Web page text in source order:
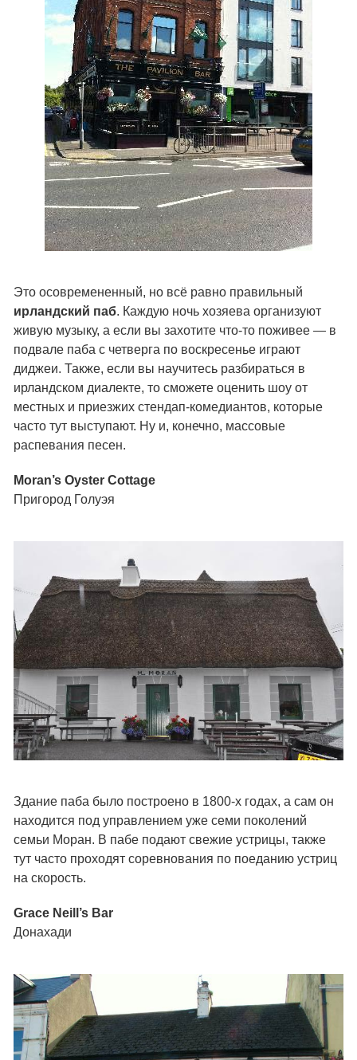
Это осовремененный, но всё равно правильный
ирландский паб. Каждую ночь хозяева организуют
живую музыку, а если вы захотите что-то поживее — в
подвале паба с четверга по воскресенье играют
диджеи. Также, если вы научитесь разбираться в
ирландском диалекте, то сможете оценить шоу от
местных и приезжих стендап-комедиантов, которые
часто тут выступают. Ну и, конечно, массовые
распевания песен.
Moran’s Oyster Cottage
Пригород Голуэя
Здание паба было построено в 1800-х годах, а сам он
находится под управлением уже семи поколений
семьи Моран. В пабе подают свежие устрицы, также
тут часто проходят соревнования по поеданию устриц
на скорость.
Grace Neill’s Bar
Донахади